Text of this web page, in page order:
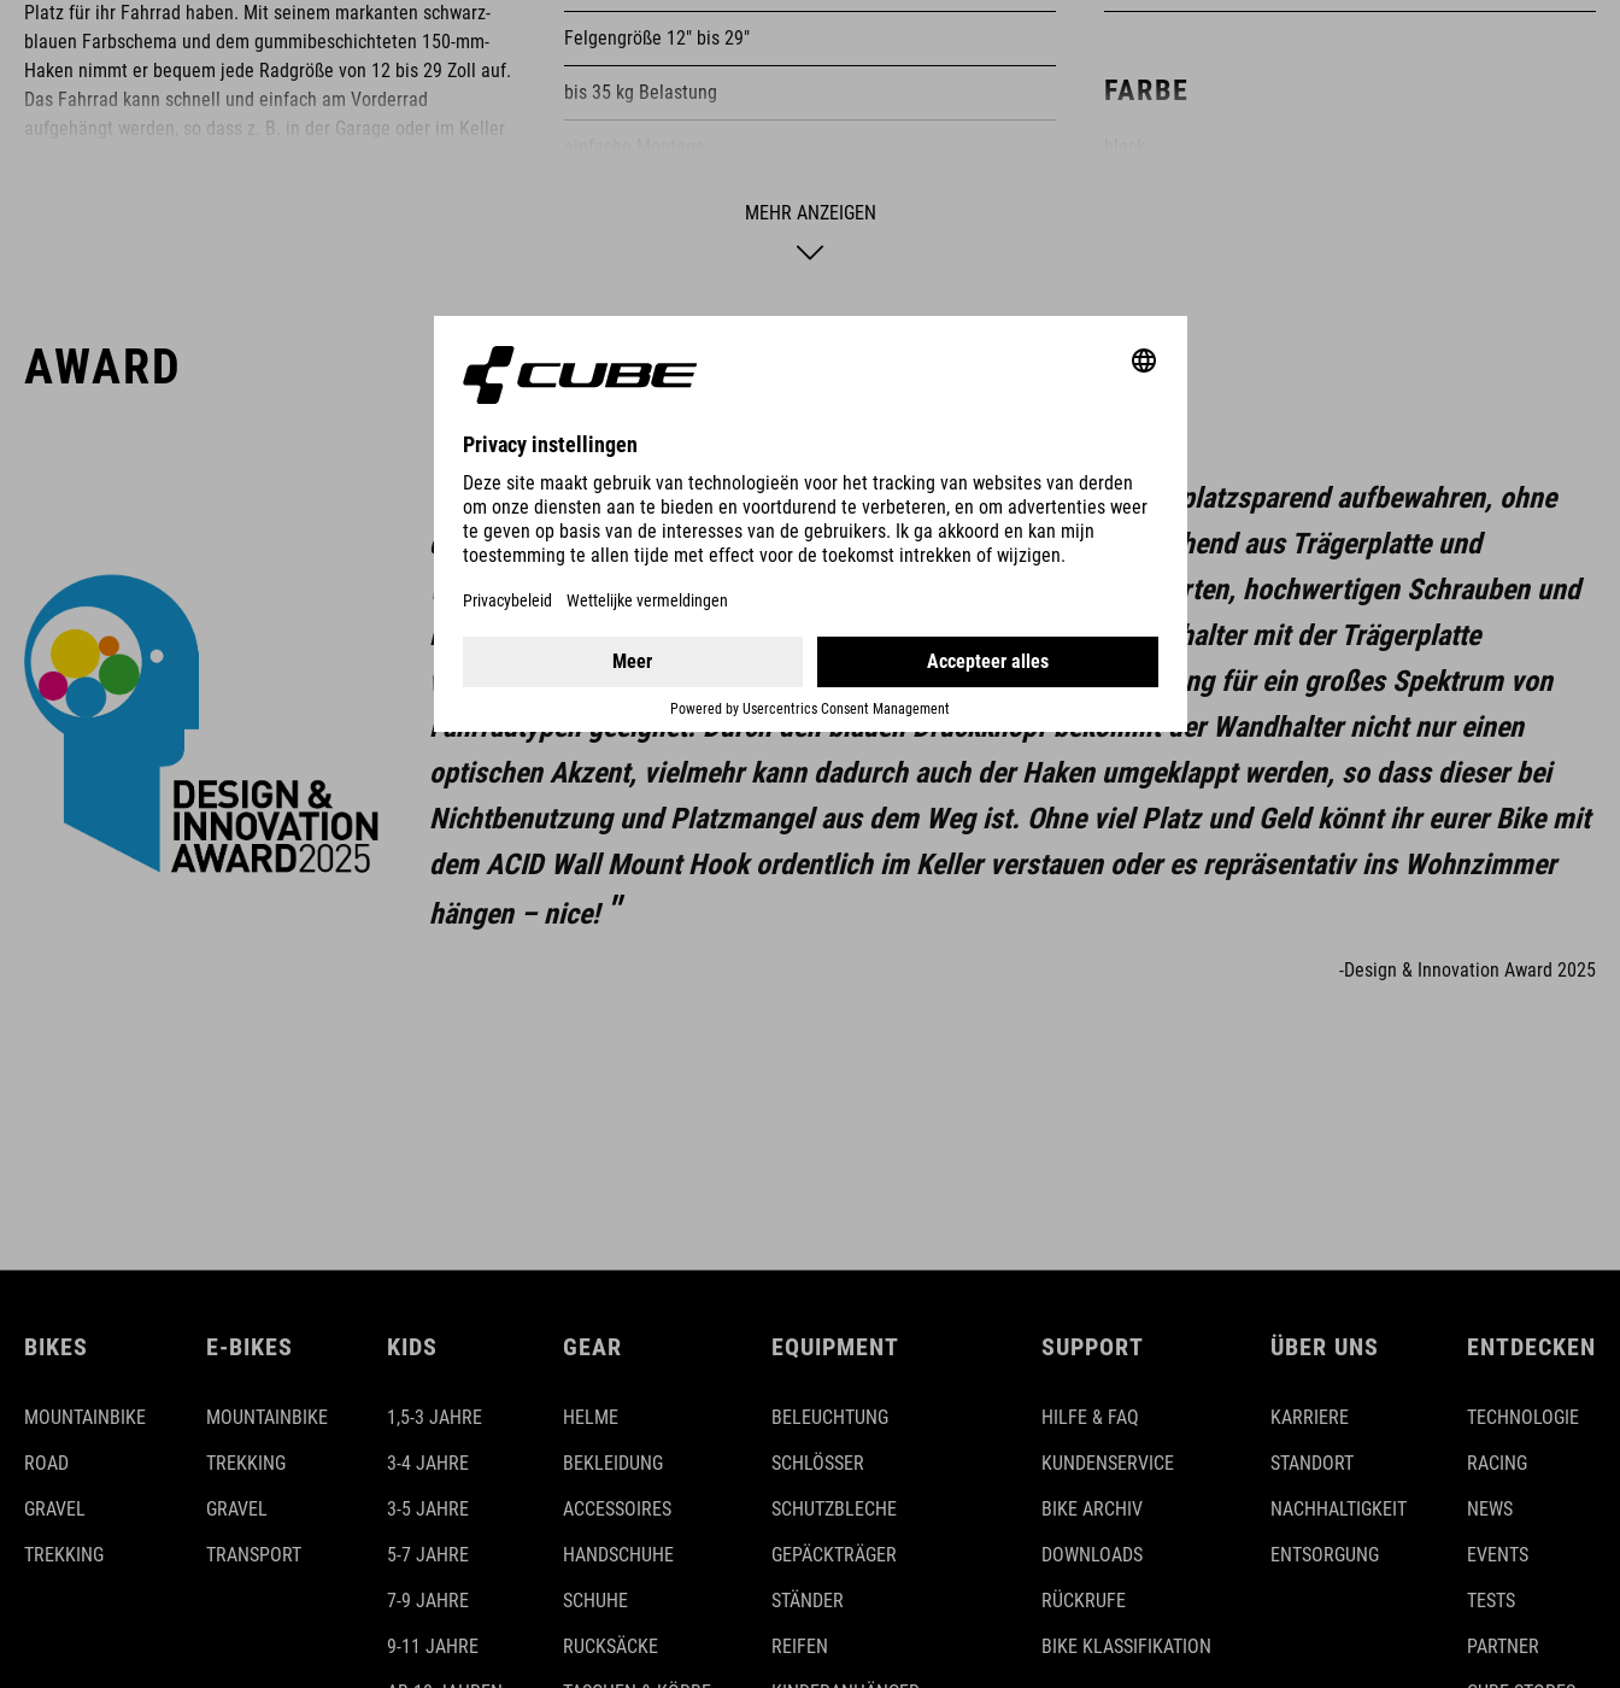
Platz für ihr Fahrrad haben. Mit seinem markanten schwarz-
blauen Farbschema und dem gummibeschichteten 150-mm-
Haken nimmt er bequem jede Radgröße von 12 bis 29 Zoll auf.
Das Fahrrad kann schnell und einfach am Vorderrad
aufgehängt werden, so dass z. B. in der Garage oder im Keller
Zu der Marke ACID gehört hochwertiges Fahrradzubehör und
Fahrradteile. Clevere Details, hohe Funktionalität und smarte
Innovationen zeichnen unsere Produkte aus. Dabei bleibt die
Designsprache immer klar, puristisch, funktionsorientiert und
einzigartig.
Felgengröße 12" bis 29"
bis 35 kg Belastung
gummierter Überzug schont die Felge
FARBE
Aluminium, Stahl, Gummi
MEHR ANZEIGEN
AWARD
Mit dem ACID Wall Mount Hook könnt ihr euer Bike simpel und platzsparend aufbewahren, ohne
dabei den Geldbeutel zu sprengen. Das zweiteilige System, bestehend aus Trägerplatte und
Wandhalter, ermöglicht eine einfache Montage mit den mitgelieferten, hochwertigen Schrauben und
Dübeln. Diese verschwinden aus dem Sichtfeld, sobald der Wandhalter mit der Trägerplatte
verbunden ist. Mit einer Tragkraft von bis zu 35 kg ist die Halterung für ein großes Spektrum von
Fahrradtypen geeignet. Durch den blauen Druckknopf bekommt der Wandhalter nicht nur einen
optischen Akzent, vielmehr kann dadurch auch der Haken umgeklappt werden, so dass dieser bei
Nichtbenutzung und Platzmangel aus dem Weg ist. Ohne viel Platz und Geld könnt ihr eurer Bike mit
dem ACID Wall Mount Hook ordentlich im Keller verstauen oder es repräsentativ ins Wohnzimmer
hängen – nice!
-Design & Innovation Award 2025
BIKES
MOUNTAINBIKE
ROAD
GRAVEL
TREKKING
E-BIKES
MOUNTAINBIKE
TREKKING
GRAVEL
TRANSPORT
KIDS
1,5-3 JAHRE
3-4 JAHRE
3-5 JAHRE
5-7 JAHRE
7-9 JAHRE
9-11 JAHRE
GEAR
HELME
BEKLEIDUNG
ACCESSOIRES
HANDSCHUHE
SCHUHE
RUCKSÄCKE
EQUIPMENT
BELEUCHTUNG
SCHLÖSSER
SCHUTZBLECHE
GEPÄCKTRÄGER
STÄNDER
REIFEN
SUPPORT
HILFE & FAQ
KUNDENSERVICE
BIKE ARCHIV
DOWNLOADS
RÜCKRUFE
BIKE KLASSIFIKATION
ÜBER UNS
KARRIERE
STANDORT
NACHHALTIGKEIT
ENTSORGUNG
ENTDECKEN
TECHNOLOGIE
RACING
NEWS
EVENTS
TESTS
PARTNER